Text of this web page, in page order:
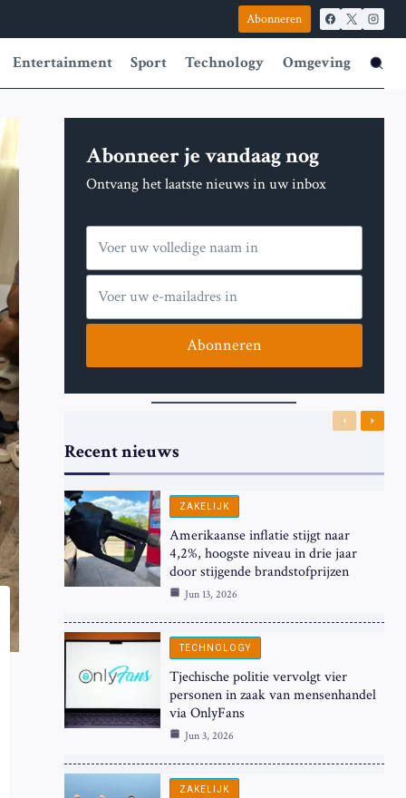
Abonneren
Entertainment Sport Technology Omgeving
Abonneer je vandaag nog
Ontvang het laatste nieuws in uw inbox
Abonneren
Recent nieuws
Previous
Next
ZAKELIJK
Amerikaanse inflatie stijgt naar
4,2%, hoogste niveau in drie jaar
door stijgende brandstofprijzen
Jun 13, 2026
TECHNOLOGY
Tjechische politie vervolgt vier
personen in zaak van mensenhandel
via OnlyFans
Jun 3, 2026
ZAKELIJK